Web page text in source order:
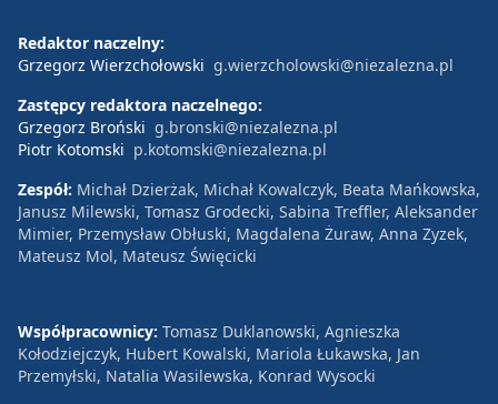
Redaktor naczelny:
Grzegorz Wierzchołowski g.wierzcholowski@niezalezna.pl
Zastępcy redaktora naczelnego:
Grzegorz Broński g.bronski@niezalezna.pl
Piotr Kotomski p.kotomski@niezalezna.pl
Zespół: Michał Dzierżak, Michał Kowalczyk, Beata Mańkowska,
Janusz Milewski, Tomasz Grodecki, Sabina Treffler, Aleksander
Mimier, Przemysław Obłuski, Magdalena Żuraw, Anna Zyzek,
Mateusz Mol, Mateusz Święcicki
Współpracownicy: Tomasz Duklanowski, Agnieszka
Kołodziejczyk, Hubert Kowalski, Mariola Łukawska, Jan
Przemyłski, Natalia Wasilewska, Konrad Wysocki